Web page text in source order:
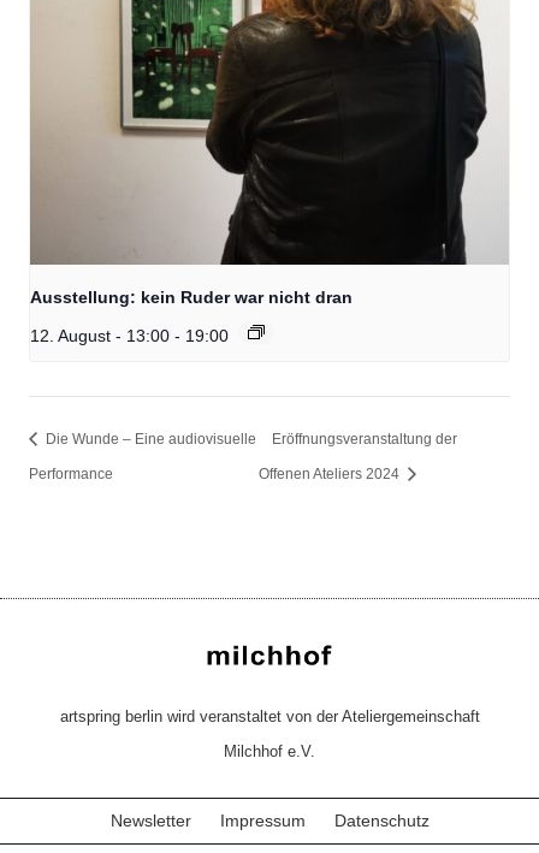
Ausstellung: kein Ruder war nicht dran
12. August - 13:00 - 19:00
Die Wunde – Eine audiovisuelle
Performance
Eröffnungsveranstaltung der
Offenen Ateliers 2024
artspring berlin wird veranstaltet von der Ateliergemeinschaft
Milchhof e.V.
Newsletter Impressum Datenschutz